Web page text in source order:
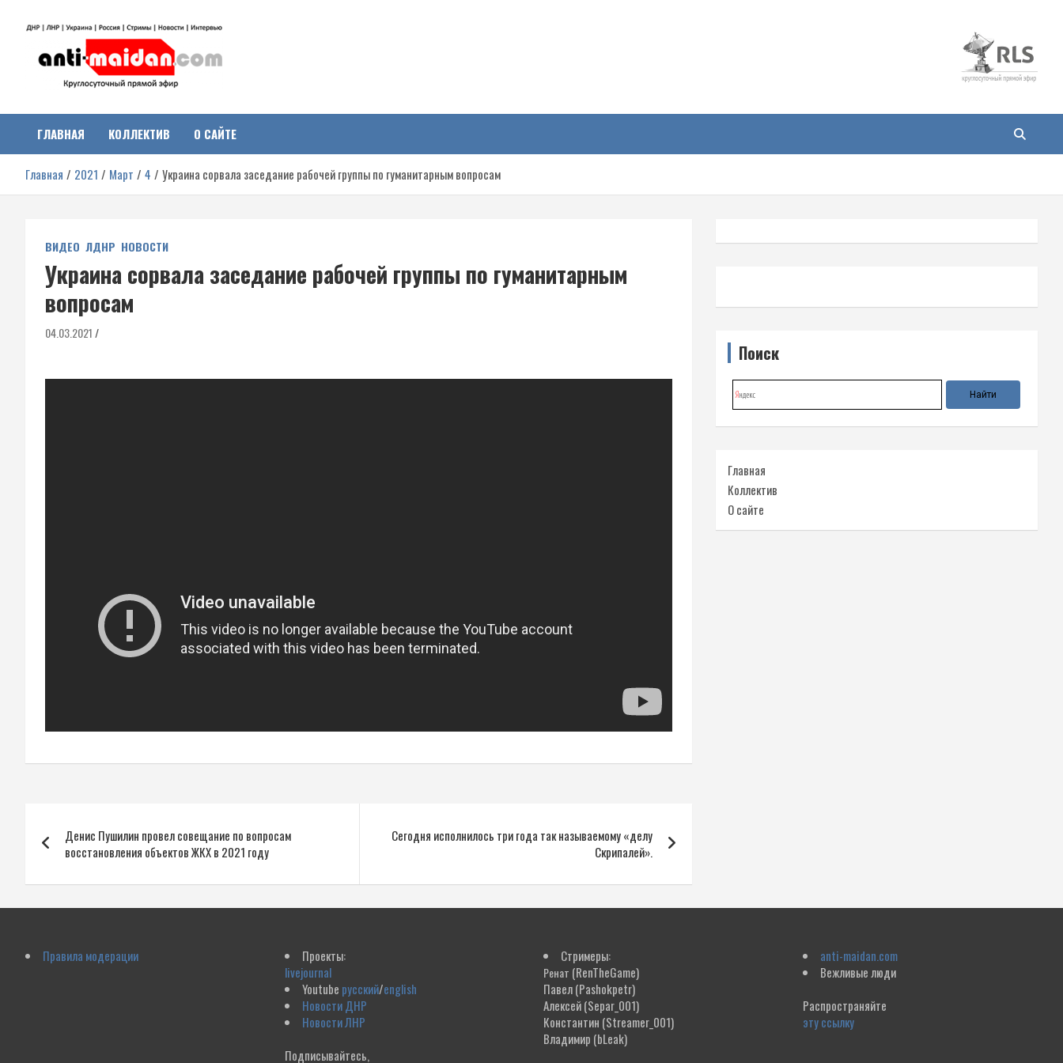
Антимайдан:
Гражданская война на
Украине
о гражданской войне на Украине, включая события в Новороссии,
ДНР, ЛНР и других регионах.
ГЛАВНАЯ КОЛЛЕКТИВ О САЙТЕ
Главная 2021 Март 4 Украина сорвала заседание рабочей группы по гуманитарным вопросам
ВИДЕО ЛДНР НОВОСТИ
Украина сорвала заседание рабочей группы по гуманитарным
вопросам
04.03.2021
по
записям
Денис Пушилин провел совещание по вопросам
восстановления объектов ЖКХ в 2021 году
Сегодня исполнилось три года так называемому «делу
Скрипалей».
Поиск
Главная
Коллектив
О сайте
Правила модерации
Проекты:
livejournal
Youtube русский/english
Новости ДНР
Новости ЛНР
Подписывайтесь,
Стримеры:
Ренат (RenTheGame)
Павел(Pashokpetr)
Алексей(Separ_001)
Константин (Streamer_001)
Владимир (bLeak)
anti-maidan.com
Вежливые люди
Распространяйте
эту ссылку